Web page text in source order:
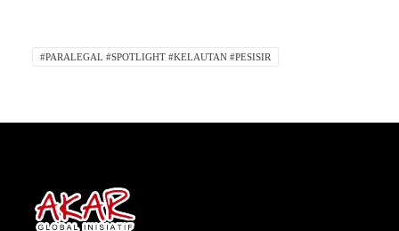
#PARALEGAL #SPOTLIGHT #KELAUTAN #PESISIR